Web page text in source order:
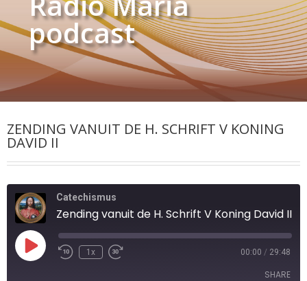
podcast
ZENDING VANUIT DE H. SCHRIFT V KONING
DAVID II
Catechismus
Zending vanuit de H. Schrift V Koning David II
1x 00:00 / 29:48
SHARE